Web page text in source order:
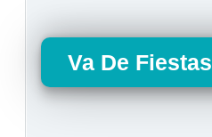
Va De Fiestas